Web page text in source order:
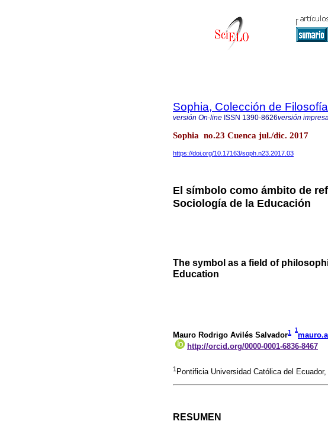
Sophia, Colección de
versión On-line ISSN 1390-8626versión
Sophia no.23 Cuenca jul./dic. 2017
https://doi.org/10.17163/soph.n23.2017.03
El símbolo como ámbito de
Sociología de la Educación
The symbol as a field of
Education
Mauro Rodrigo Avilés Salvador1 1
http://orcid.org/0000-0001-6836-8467
1 Pontificia Universidad Católica del
RESUMEN